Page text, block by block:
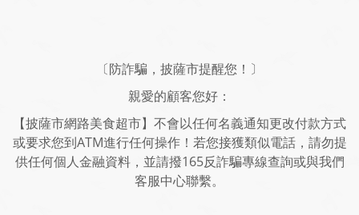
〔防詐騙，披薩市提醒您！〕
親愛的顧客您好：
【披薩市網路美食超市】不會以任何名義通知更改付款方式
或要求您到ATM進行任何操作！若您接獲類似電話，請勿提
供任何個人金融資料，並請撥165反詐騙專線查詢或與我們
客服中心聯繫。